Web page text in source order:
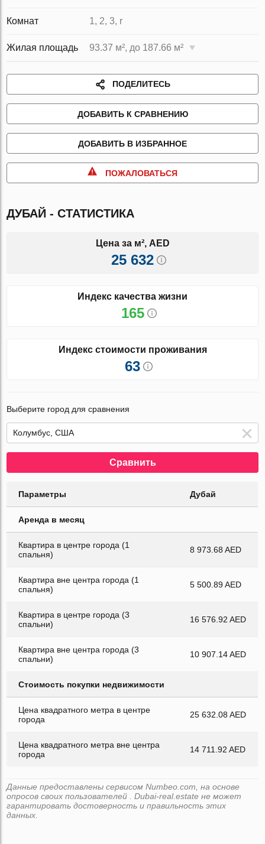
Комнат 1, 2, 3, r
Жилая площадь 93.37 м², до 187.66 м²
ПОДЕЛИТЕСЬ
ДОБАВИТЬ К СРАВНЕНИЮ
ДОБАВИТЬ В ИЗБРАННОЕ
ПОЖАЛОВАТЬСЯ
ДУБАЙ - СТАТИСТИКА
Цена за м², AED
25 632
Индекс качества жизни
165
Индекс стоимости проживания
63
Выберите город для сравнения
Сравнить
Параметры Дубай
Аренда в месяц
Квартира в центре города (1
спальня)
8 973.68 AED
Квартира вне центра города (1
спальня)
5 500.89 AED
Квартира в центре города (3
спальни)
16 576.92 AED
Квартира вне центра города (3
спальни)
10 907.14 AED
Стоимость покупки недвижимости
Цена квадратного метра в центре
города
25 632.08 AED
Цена квадратного метра вне центра
города
14 711.92 AED
Данные предоставлены сервисом Numbeo.com, на основе
опросов своих пользователей . Dubai-real.estate не может
гарантировать достоверность и правильность этих
данных.